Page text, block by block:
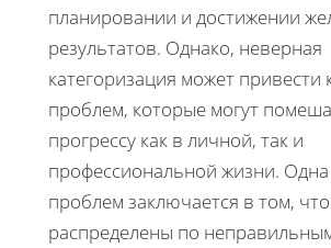
планировании и достижении
результатов. Однако, неверная
категоризация может привести
проблем, которые могут
прогрессу как в личной, так и
профессиональной жизни.
проблем заключается в том,
распределены по